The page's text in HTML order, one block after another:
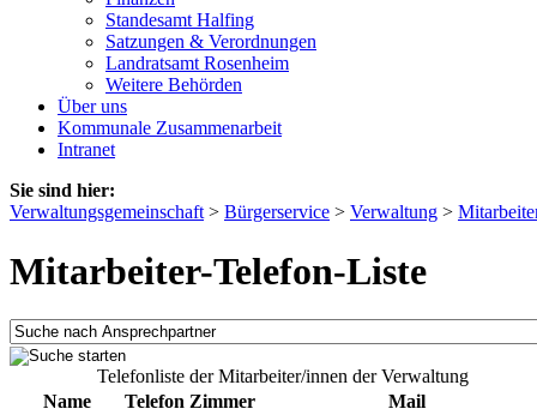
Standesamt Halfing
Satzungen & Verordnungen
Landratsamt Rosenheim
Weitere Behörden
Über uns
Kommunale Zusammenarbeit
Intranet
Sie sind hier:
Verwaltungsgemeinschaft > Bürgerservice > Verwaltung >
Mitarbeiter-Telefon-Liste
Telefonliste der Mitarbeiter/innen der Verwaltung
Name
Telefon Zimmer
Mail